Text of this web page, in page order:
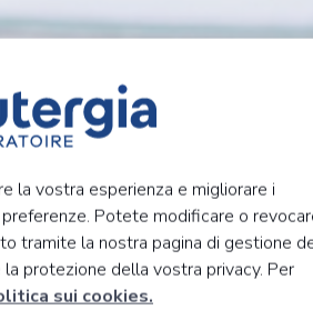
la vostra esperienza e migliorare i
Potete modificare o
tramite la nostra pagina di gestione
protezione della vostra privacy. Per
sui cookies.